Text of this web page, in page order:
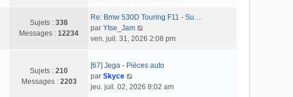
s
a
e
d
r
i
r
e
r
l
e
n
s
l
r
e
Sujets : 338
Messages : 12234
Re: Bmw 530D Touring F11 - Su…
par Ytse_Jam
o
u
t
ven. juil. 31, 2026 2:08 pm
Sujets : 210
Messages : 2203
[67] Jega - Pièces auto
par Skyce
o
jeu. juil. 02, 2026 8:02 am